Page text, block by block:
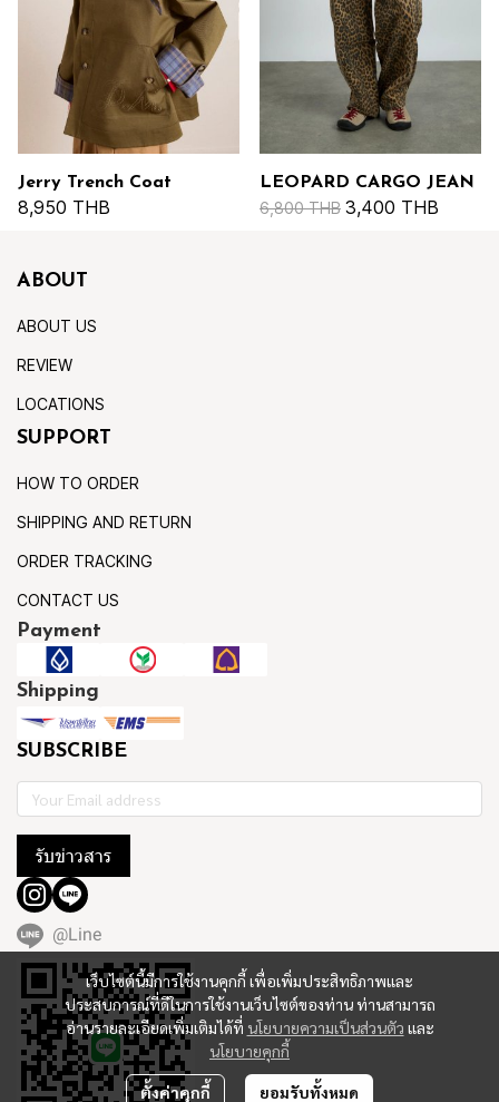
Jerry Trench Coat
8,950 THB
LEOPARD CARGO JEAN
6,800 THB 3,400 THB
เว็บไซต์นี้มีการใช้งานคุกกี้ เพื่อเพิ่มประสิทธิภาพและ
ประสบการณ์ที่ดีในการใช้งานเว็บไซต์ของท่าน ท่านสามารถ
อ่านรายละเอียดเพิ่มเติมได้ที่ นโยบายความเป็นส่วนตัว และ
นโยบายคุกกี้
ตั้งค่าคุกกี้ ยอมรับทั้งหมด
ABOUT
ABOUT US
REVIEW
LOCATIONS
SUPPORT
HOW TO ORDER
SHIPPING AND RETURN
ORDER TRACKING
CONTACT US
Payment
Shipping
SUBSCRIBE
รับข่าวสาร
@Line